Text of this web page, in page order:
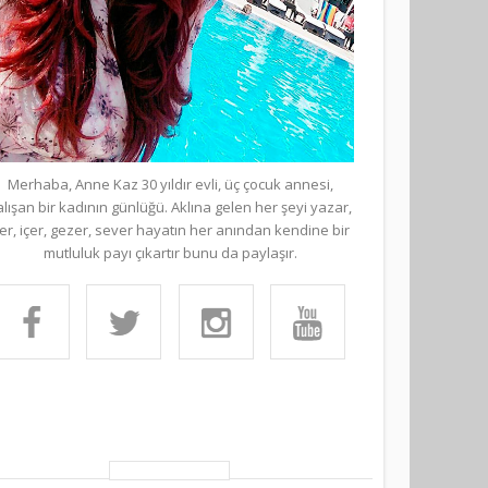
Merhaba, Anne Kaz 30 yıldır evli, üç çocuk annesi,
bir kadının günlüğü. Aklına gelen her şeyi yazar,
içer, gezer, sever hayatın her anından kendine bir
mutluluk payı çıkartır bunu da paylaşır.